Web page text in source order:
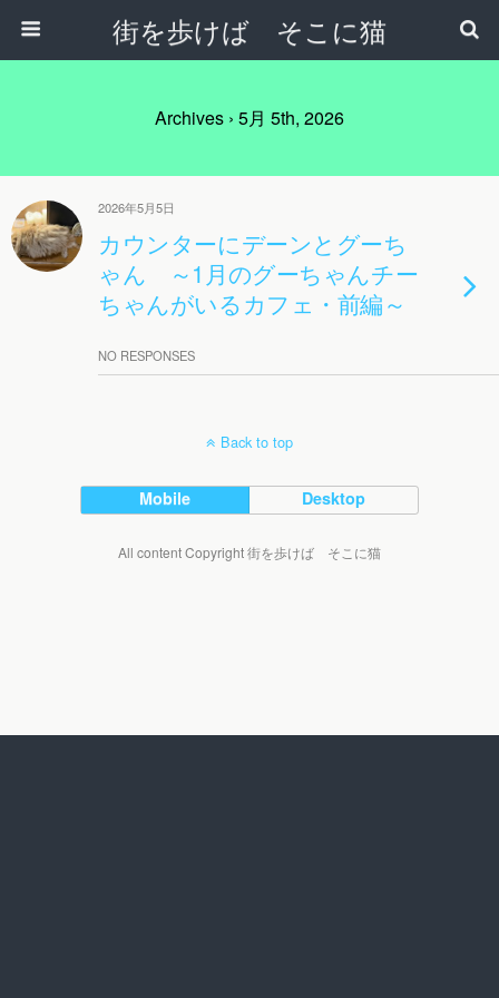
街を歩けば そこに猫
Archives › 5月 5th, 2026
2026年5月5日
カウンターにデーンとグーち
ゃん ～1月のグーちゃんチー
ちゃんがいるカフェ・前編～
NO RESPONSES
Back to top
Mobile Desktop
All content Copyright 街を歩けば そこに猫